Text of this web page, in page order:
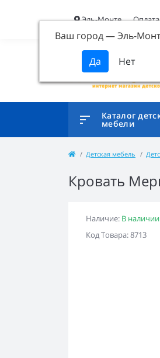
Эль-Монте
Ваш город —Эль-
Оплата
Каталог
мебели
Детская мебель
Кровать
Наличие: В наличии
Код Товара: 8713